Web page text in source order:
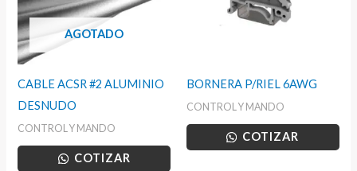
AGOTADO
CABLE ACSR #2 ALUMINIO
DESNUDO
CONTROL Y MANDO
COTIZAR
BORNERA P/RIEL 6AWG
CONTROL Y MANDO
COTIZAR